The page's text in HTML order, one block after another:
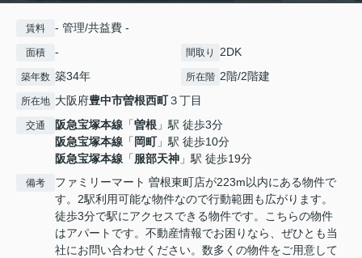
賃料 - 管理/共益費 -
面積 - 間取り 2DK
築年数 築34年 所在階 2階/2階建
所在地 大阪府豊中市曽根西町３丁目
交通 阪急宝塚本線 「曽根 」駅 徒歩3分
阪急宝塚本線 「 岡町」駅 徒歩10分
阪急宝塚本線 「服部天神 」駅 徒歩19分
備考
ファミリーマート 曽根東町店が223m以内にある物件で
す。2駅利用可能な物件なので行動範囲も広がります。
徒歩3分で駅にアクセスできる物件です。こちらの物件
はアパートです。不動産情報でお困りなら、ぜひとも当
社にお問い合わせください。数多くの物件をご用意して